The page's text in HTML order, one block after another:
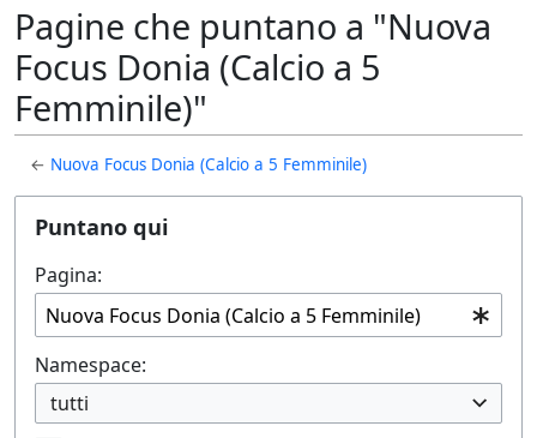
Pagine che puntano a "Nuova
Focus Donia (Calcio a 5
Femminile)"
← Nuova Focus Donia (Calcio a 5 Femminile)
Puntano qui
Pagina:
Namespace:
tutti